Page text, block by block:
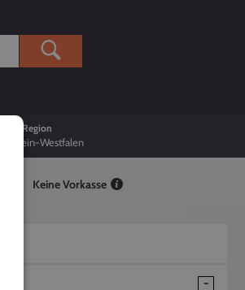
Region
Westfalen
Keine Vorkasse